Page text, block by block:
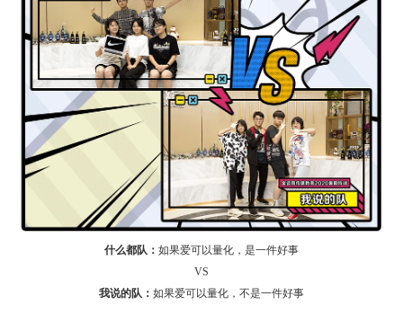
什么都队： 如果爱可以量化，是一件好事
VS
我说的队： 如果爱可以量化，不是一件好事